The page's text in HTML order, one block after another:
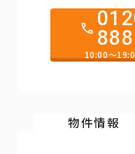
888
10:00～
物件情報